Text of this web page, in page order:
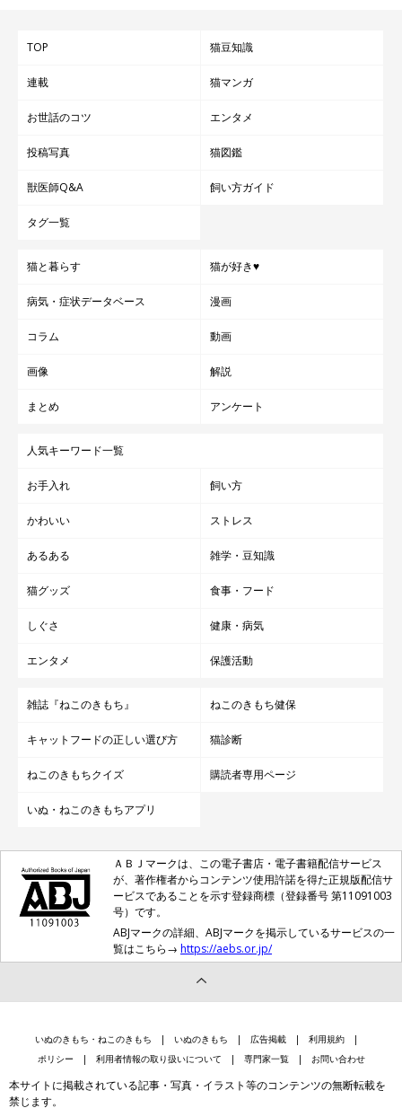
遊びたがっている様子のよつばくん
飼い主さん曰く
がペットカメラを見ると、玄関の近くで扉をずっと見ていたりす
るのだとか。
また、夜中に飼い主さんの枕元にある猫用のベッドから足を伸ば
して飼い主さんの頭を触ったりすることもあり、
よつばくんへの現在の思い
寝そべって飼い主さんを見るよつばくん
@hatukitt
よつばくんとの暮らしで感じる幸せについて、飼い主さんはこの
ように話します。
TOP 猫豆知識
連載 猫マンガ
お世話のコツ エンタメ
投稿写真 猫図鑑
獣医師Q&A 飼い方ガイド
タグ一覧
猫と暮らす 猫が好き♥
病気・症状データベース 漫画
コラム 動画
画像 解説
まとめ アンケート
人気キーワード一覧
お手入れ 飼い方
かわいい ストレス
あるある 雑学・豆知識
猫グッズ 食事・フード
しぐさ 健康・病気
エンタメ 保護活動
雑誌『ねこのきもち』 ねこのきもち健保
キャットフードの正しい選び方 猫診断
ねこのきもちクイズ 購読者専用ページ
いぬ・ねこのきもちアプリ
ＡＢＪマークは、この電子書店・電子書籍配信サービス
が、著作権者からコンテンツ使用許諾を得た正規版配信サ
ービスであることを示す登録商標（登録番号 第11091003
号）です。
ABJマークの詳細、ABJマークを掲示しているサービスの一
覧はこちら→ https://aebs.or.jp/
いぬのきもち・ねこのきもち いぬのきもち 広告掲載
利用規約
ポリシー
利用者情報の取り扱いについて 専門家一覧 お問い合わせ
本サイトに掲載されている記事・写真・イラスト等のコンテンツの無断転載を
禁じます。